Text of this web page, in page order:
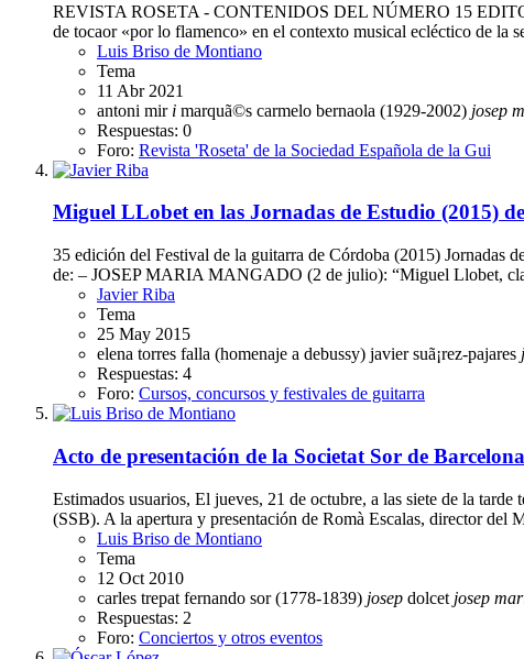
REVISTA ROSETA - CONTENIDOS DEL NÚMERO 15
de tocaor «por lo flamenco» en el contexto musical ecléctico de
Luis Briso de Montiano
Tema
11 Abr 2021
antoni mir i marquã©s carmelo bernaola (1929-2002) josep
Respuestas: 0
Foro: Revista 'Roseta' de la Sociedad Española de la Gui
Miguel LLobet en las Jornadas de Estudio (2015)
35 edición del Festival de la guitarra de Córdoba (2015)
de: – JOSEP MARIA MANGADO (2 de julio): “Miguel Llobet,
Javier Riba
Tema
25 May 2015
elena torres falla (homenaje a debussy) javier suã¡rez-pajares
Respuestas: 4
Foro: Cursos, concursos y festivales de guitarra
Acto de presentación de la Societat Sor de
Estimados usuarios, El jueves, 21 de octubre, a las siete de la
(SSB). A la apertura y presentación de Romà Escalas, director del
Luis Briso de Montiano
Tema
12 Oct 2010
carles trepat fernando sor (1778-1839) josep dolcet josep
Respuestas: 2
Foro: Conciertos y otros eventos